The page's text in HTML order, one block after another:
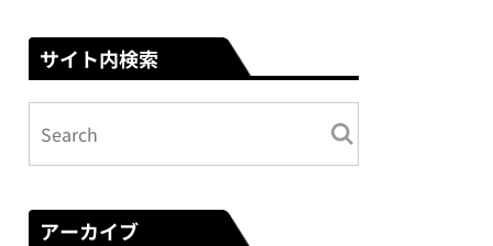
サイト内検索
アーカイブ